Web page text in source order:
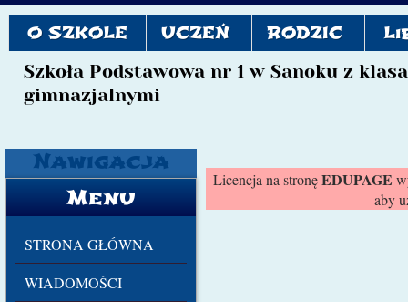
Szkoła Podstawowa nr 1 w Sanoku z
gimnazjalnymi
O SZKOLE UCZEŃ RODZIC
Nawigacja
Menu
STRONA GŁÓWNA
WIADOMOŚCI
Licencja na stronęEDUPAGE
aby